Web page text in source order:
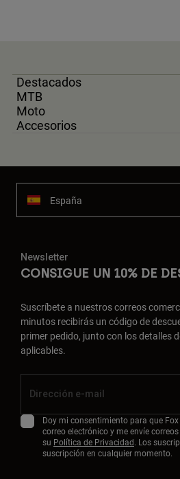
Destacados
MTB
Moto
Accesorios
España
Newsletter
CONSIGUE UN 10% DE
Suscríbete a nuestros correos
minutos recibirás un código de
primer pedido, junto con los detalles
aplicables.
Doy mi consentimiento para que
correo electrónico y me envíe
su Política de Privacidad. Los
suscripción en cualquier momento.